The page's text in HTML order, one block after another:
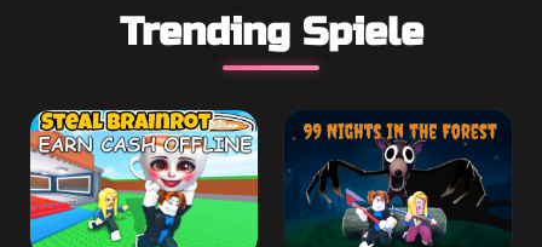
Trending Spiele